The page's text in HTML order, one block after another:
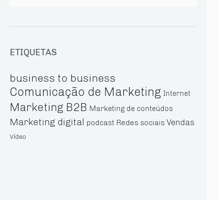
ETIQUETAS
business to business
Comunicação de Marketing Internet
Marketing B2B Marketing de conteúdos
Marketing digital podcast Redes sociais Vendas
Vídeo